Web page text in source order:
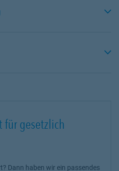
für gesetzlich
Dann haben wir ein passendes